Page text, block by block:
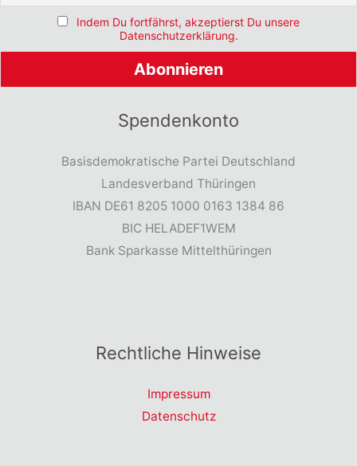
Indem Du fortfährst, akzeptierst Du unsere
Datenschutzerklärung.
Spendenkonto
Basisdemokratische Partei Deutschland
Landesverband Thüringen
IBAN DE61 8205 1000 0163 1384 86
BIC HELADEF1WEM
Bank Sparkasse Mittelthüringen
Rechtliche Hinweise
Impressum
Datenschutz